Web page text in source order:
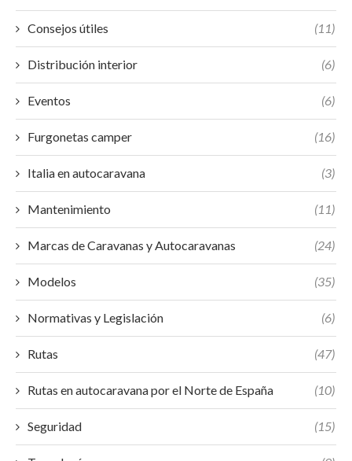
Consejos útiles (11)
Distribución interior (6)
Eventos (6)
Furgonetas camper (16)
Italia en autocaravana (3)
Mantenimiento (11)
Marcas de Caravanas y Autocaravanas (24)
Modelos (35)
Normativas y Legislación (6)
Rutas (47)
Rutas en autocaravana por el Norte de España (10)
Seguridad (15)